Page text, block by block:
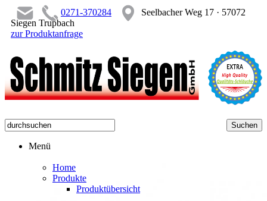
0271-370284
Seelbacher Weg 17 · 57072
Siegen Trupbach
zur Produktanfrage
Menü
Home
Produkte
Produktübersicht